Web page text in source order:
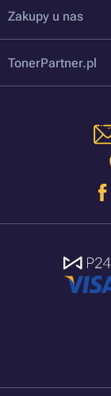
Zakupy u nas
TonerPartner.pl